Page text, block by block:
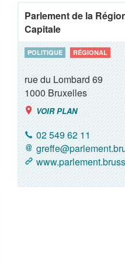
Parlement de la
Capitale
POLITIQUE RÉGIONAL
rue du Lombard 69
1000Bruxelles
VOIR PLAN
02 549 62 11